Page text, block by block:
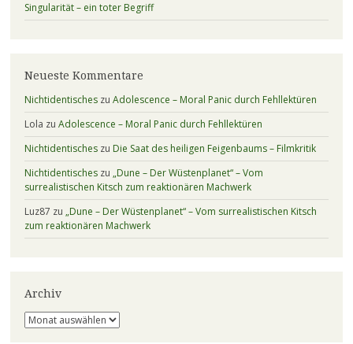
Singularität – ein toter Begriff
Neueste Kommentare
Nichtidentischeszu Adolescence – Moral Panic durch Fehllektüren
Lola zu Adolescence – Moral Panic durch Fehllektüren
Nichtidentischeszu Die Saat des heiligen Feigenbaums – Filmkritik
Nichtidentischeszu „Dune – Der Wüstenplanet“ – Vom
surrealistischen Kitsch zum reaktionären Machwerk
Luz87 zu „Dune – Der Wüstenplanet“ – Vom surrealistischen Kitsch
zum reaktionären Machwerk
Archiv
Archiv